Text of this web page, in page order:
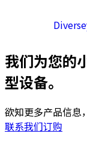
我们为您的
型设备。
欲知更多产品信息
联系我们订购